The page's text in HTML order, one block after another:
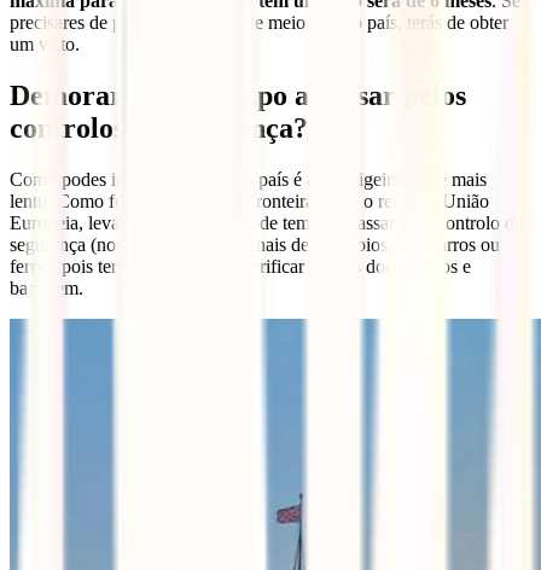
precisares de permanecer mais de meio ano no país, terás de obter
um visto.
Demorará mais tempo a passar pelos
controlos de segurança?
Como podes imaginar, entrar no país é agora ligeiramente mais
lento. Como foram impostas as fronteiras com o resto da União
Europeia, levará um pouco mais de tempo a passar pelo controlo de
segurança (nos aeroportos, terminais de comboios, autocarros ou
ferry), pois terás de parar para verificar os teus documentos e
bagagem.